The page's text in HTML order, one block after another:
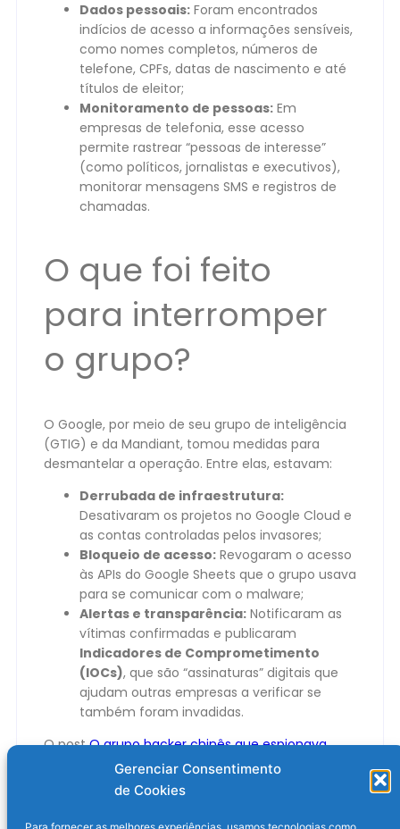
Gerenciar Consentimento
de Cookies
Dados pessoais: Foram encontrados
indícios de acesso a informações sensíveis,
como nomes completos, números de
telefone, CPFs, datas de nascimento e até
títulos de eleitor;
Monitoramento de pessoas: Em
empresas de telefonia, esse acesso
permite rastrear “pessoas de interesse”
(como políticos, jornalistas e executivos),
monitorar mensagens SMS e registros de
chamadas.
O que foi feito
para interromper
o grupo?
O Google, por meio de seu grupo de inteligência
(GTIG) e da Mandiant, tomou medidas para
desmantelar a operação. Entre elas, estavam:
Derrubada de infraestrutura:
Desativaram os projetos no Google Cloud e
as contas controladas pelos invasores;
Bloqueio de acesso: Revogaram o acesso
às APIs do Google Sheets que o grupo usava
para se comunicar com o malware;
Alertas e transparência: Notificaram as
vítimas confirmadas e publicaram
Indicadores de Comprometimento
(IOCs), que são “assinaturas” digitais que
ajudam outras empresas a verificar se
também foram invadidas.
O postO grupo hacker chinês que espionava
brasileiros – e foi derrubado pelo Google
apareceu primeiro em